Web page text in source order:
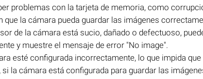
problemas con la tarjeta de memoria, como
la cámara pueda guardar las imágenes
de la cámara está sucio, dañado o defectuoso,
y muestre el mensaje de error "No image".
esté configurada incorrectamente, lo que impida que
la cámara está configurada para guardar las